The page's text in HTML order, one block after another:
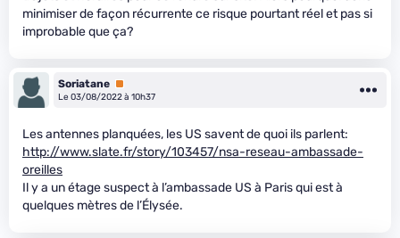
minimiser de façon récurrente ce risque pourtant réel et pas si
improbable que ça?
Soriatane Premium
Le 03/08/2022 à 10h37
Les antennes planquées, les US savent de quoi ils parlent:
http://www.slate.fr/story/103457/nsa-reseau-ambassade-
oreilles
Il y a un étage suspect à l’ambassade US à Paris qui est à
quelques mètres de l’Élysée.